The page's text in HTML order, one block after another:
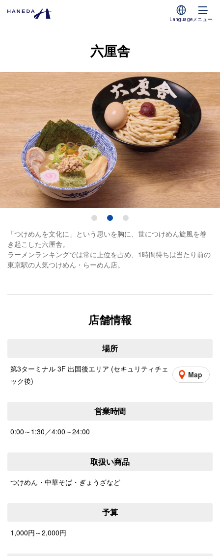
Language メニュー
六厘舎
1 2
3
「つけめんを文化に」という思いを胸に、世につけめん旋風を巻
き起こした六厘舎。
ラーメンランキングでは常に上位を占め、1時間待ちは当たり前の
東京駅の人気つけめん・らーめん店。
店舗情報
場所
第3ターミナル 3F 出国後エリア (セキュリティチェ
ック後)
Map
営業時間
0:00～1:30／4:00～24:00
取扱い商品
つけめん・中華そば・ぎょうざなど
予算
1,000円～2,000円